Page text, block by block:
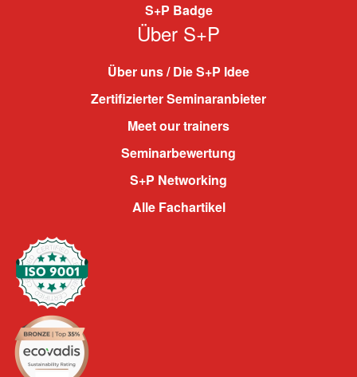
S+P Badge
Über S+P
Über uns / Die S+P Idee
Zertifizierter Seminaranbieter
Meet our trainers
Seminarbewertung
S+P Networking
Alle Fachartikel